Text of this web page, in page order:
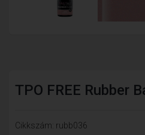
TPO FREE Rubber
Cikkszám: rubb036